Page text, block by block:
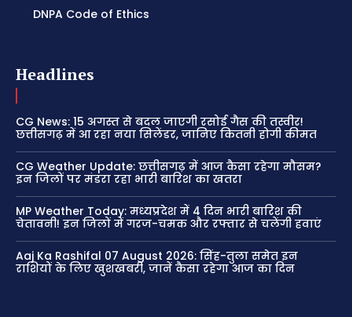
DNPA Code of Ethics
Headlines
CG News: 15 अगस्त से बदल जाएगी रसोई गैस की तस्वीर!
छत्तीसगढ़ में आ रहा नया सिलेंडर, जानिए कितनी होगी कीमत
CG Weather Update: छत्तीसगढ़ में आज कैसा रहेगा मौसम?
इन जिलों पर मंडरा रहा भारी बारिश का खतरा
MP Weather Today: मध्यप्रदेश में 4 दिन भारी बारिश की
चेतावनी! इन जिलों में गरज-चमक और रफ्तार से चलेंगी हवाएं
Aaj Ka Rashifal 07 August 2026: सिंह-तुला समेत इन
राशियों के लिए खुशखबरी, जानें कैसा रहेगा आज का दिन